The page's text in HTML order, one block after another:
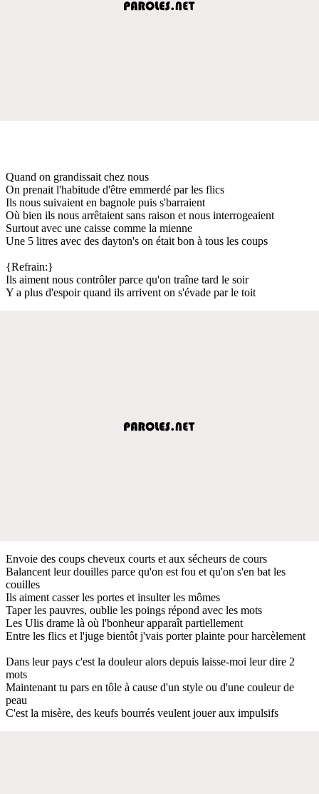
Quand on grandissait chez nous
On prenait l'habitude d'être emmerdé par les flics
Ils nous suivaient en bagnole puis s'barraient
Où bien ils nous arrêtaient sans raison et nous interrogeaient
Surtout avec une caisse comme la mienne
Une 5 litres avec des dayton's on était bon à tous les coups
{Refrain:}
Ils aiment nous contrôler parce qu'on traîne tard le soir
Y a plus d'espoir quand ils arrivent on s'évade par le toit
Envoie des coups cheveux courts et aux sécheurs de cours
Balancent leur douilles parce qu'on est fou et qu'on s'en bat les
couilles
Ils aiment casser les portes et insulter les mômes
Taper les pauvres, oublie les poings répond avec les mots
Les Ulis drame là où l'bonheur apparaît partiellement
Entre les flics et l'juge bientôt j'vais porter plainte pour harcèlement
Dans leur pays c'est la douleur alors depuis laisse-moi leur dire 2
mots
Maintenant tu pars en tôle à cause d'un style ou d'une couleur de
peau
C'est la misère, des keufs bourrés veulent jouer aux impulsifs